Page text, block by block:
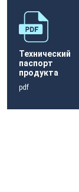
Технический
паспорт
продукта
pdf